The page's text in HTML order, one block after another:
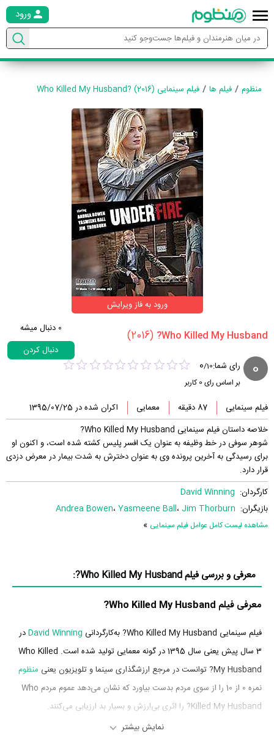
ورود
منظوم فیلم ها فیلم سینمایی Who Killed My Husband? (2016)
ورود به فاز ویرایش
(2016)
0 دنبال میشه
دنبال کردن
0 رای شما: 0/10
بر اساس رای 0کاربر
فیلم سینمایی 87 دقیقه معمایی
اکران شده در 1395/07/25
خلاصه داستان فیلم سینمایی Who Killed My Husband?
شوهر سوفی در خط وظیفه به عنوان یک افسر پلیس کشته شده است، و اکنون او
برای رسیدگی به آخرین پرونده وی به عنوان دخترش به شدت بیمار در معرض دزدی
قرار دارد.
کارگردان: David Winning
بازیگران:
Andrea Bowen، Yasmeene Ball، Jim Thorburn
مشاهده لیست کامل عوامل فیلم سینمایی »
معرفی و بررسی فیلم Who Killed My Husband?:
معرفی فیلم Who Killed My Husband?
فیلم سینمایی Who Killed My Husband? به‌کارگردانی David Winningدر
3 سال پیش یعنی سال 1395 در گونه معمایی تولید شده است. Who Killed
My Husband? توانست در مرجع ارزشگذاری سینما و تلویزیون یعنی
منظوم
نمره 0 از 10 را از سوی مردم بدست بیاورد که نشان می‌دهد عموم مردم Who
Killed My Husband? را اثری بی‌ارزش و بسیار بد ارزیابی می‌کنند.
نمایش بیشتر